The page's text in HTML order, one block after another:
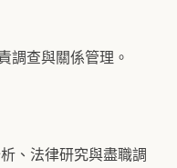
調查與關係管理。
、法律研究與盡職調